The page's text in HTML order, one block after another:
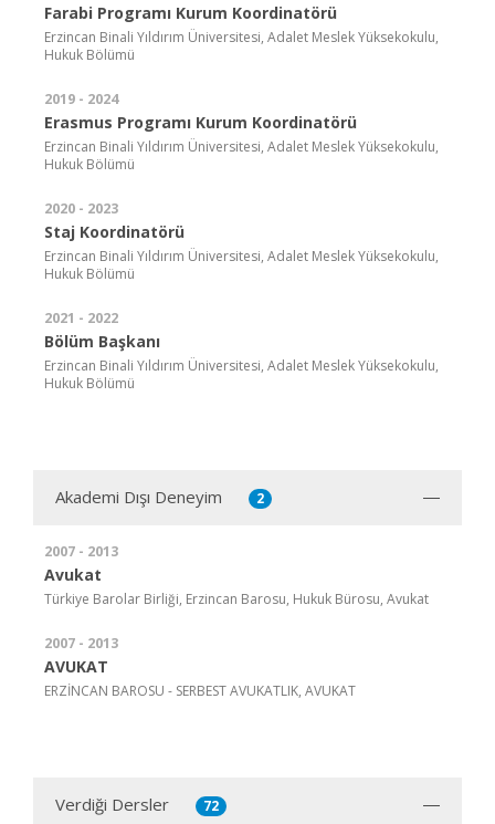
Farabi Programı Kurum Koordinatörü
Erzincan Binali Yıldırım Üniversitesi, Adalet Meslek Yüksekokulu,
Hukuk Bölümü
2019 - 2024
Erasmus Programı Kurum Koordinatörü
Erzincan Binali Yıldırım Üniversitesi, Adalet Meslek Yüksekokulu,
Hukuk Bölümü
2020 - 2023
Staj Koordinatörü
Erzincan Binali Yıldırım Üniversitesi, Adalet Meslek Yüksekokulu,
Hukuk Bölümü
2021 - 2022
Bölüm Başkanı
Erzincan Binali Yıldırım Üniversitesi, Adalet Meslek Yüksekokulu,
Hukuk Bölümü
Akademi Dışı Deneyim 2
2007 - 2013
Avukat
Türkiye Barolar Birliği, Erzincan Barosu, Hukuk Bürosu, Avukat
2007 - 2013
AVUKAT
ERZİNCAN BAROSU - SERBEST AVUKATLIK, AVUKAT
Verdiği Dersler 72